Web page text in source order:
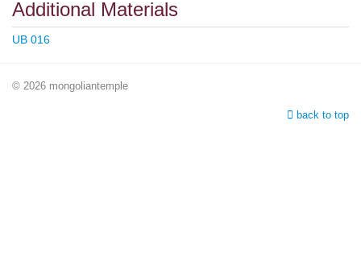
Additional Materials
UB 016
© 2026 mongoliantemple
back to top